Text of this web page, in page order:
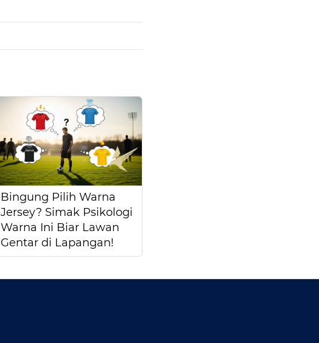
Bingung Pilih Warna
Jersey? Simak Psikologi
Warna Ini Biar Lawan
Gentar di Lapangan!